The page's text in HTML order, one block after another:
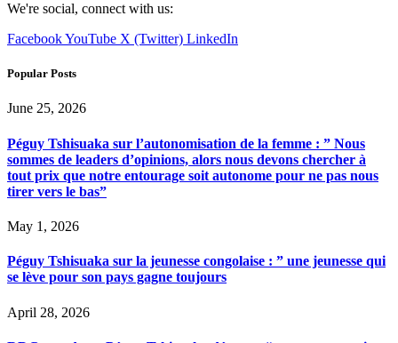
We're social, connect with us:
FacebookYouTube X (Twitter) LinkedIn
Popular Posts
June 25, 2026
Péguy Tshisuaka sur l’autonomisation de la femme : ” Nous
sommes de leaders d’opinions, alors nous devons chercher à
tout prix que notre entourage soit autonome pour ne pas nous
tirer vers le bas”
May 1, 2026
Péguy Tshisuaka sur la jeunesse congolaise : ” une jeunesse qui
se lève pour son pays gagne toujours
April 28, 2026